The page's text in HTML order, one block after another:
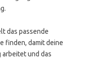
das passende
finden, damit deine
und das